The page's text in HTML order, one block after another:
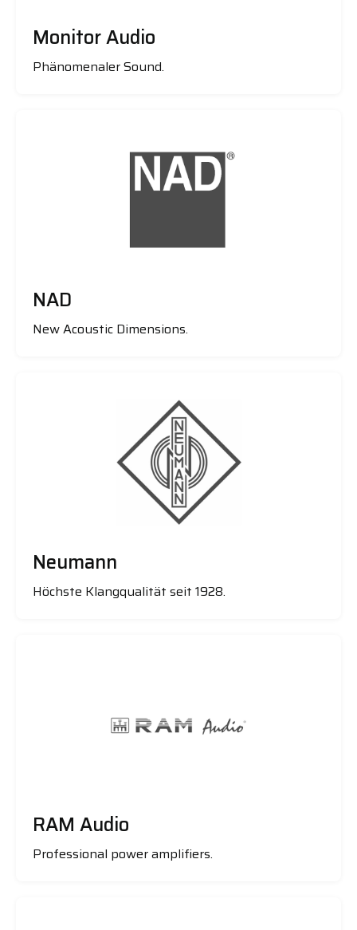
Monitor Audio
Phänomenaler Sound.
NAD
New Acoustic Dimensions.
Neumann
Höchste Klangqualität seit 1928.
RAM Audio
Professional power amplifiers.